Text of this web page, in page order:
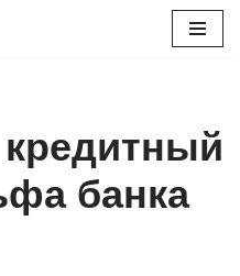
кредитный
банка